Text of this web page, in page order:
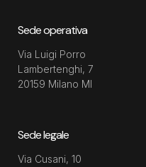
Sede operativa
Via Luigi Porro
Lambertenghi, 7
20159 Milano MI
Sede legale
Via Cusani, 10